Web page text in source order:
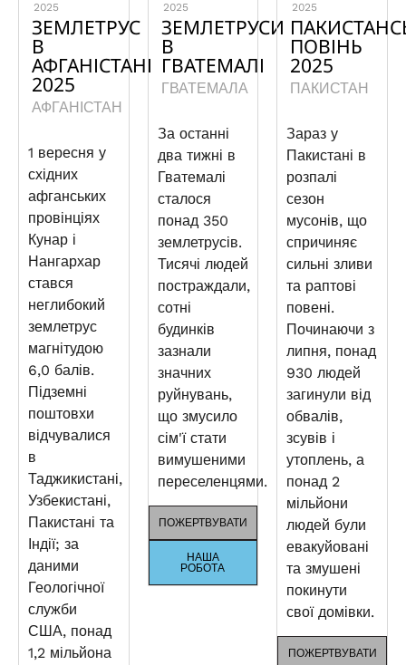
2025
ЗЕМЛЕТРУС
В
АФГАНІСТАНІ
2025
АФГАНІСТАН
1 вересня у
східних
афганських
провінціях
Кунар і
Нангархар
стався
неглибокий
землетрус
магнітудою
6,0 балів.
Підземні
поштовхи
відчувалися
в
Таджикистані,
Узбекистані,
Пакистані та
Індії; за
даними
Геологічної
служби
США, понад
1,2 мільйона
2025
ЗЕМЛЕТРУСИ
В
ГВАТЕМАЛІ
ГВАТЕМАЛА
За останні
два тижні в
Гватемалі
сталося
понад 350
землетрусів.
Тисячі людей
постраждали,
сотні
будинків
зазнали
значних
руйнувань,
що змусило
сім'ї стати
вимушеними
переселенцями.
ПОЖЕРТВУВАТИ
НАША
РОБОТА
2025
ПОВІНЬ
2025
ПАКИСТАН
Зараз у
Пакистані в
розпалі
сезон
мусонів, що
спричиняє
сильні зливи
та раптові
повені.
Починаючи з
липня, понад
930 людей
загинули від
обвалів,
зсувів і
утоплень, а
понад 2
мільйони
людей були
евакуйовані
та змушені
покинути
свої домівки.
ПОЖЕРТВУВАТИ